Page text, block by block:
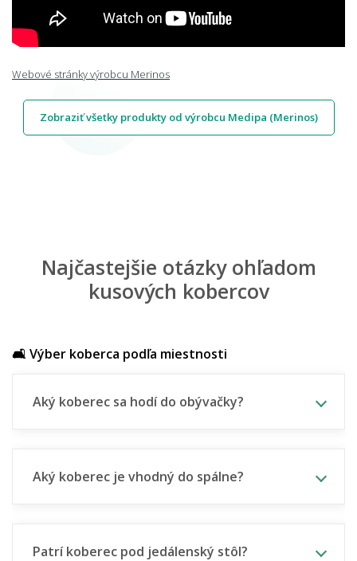
Webové stránky výrobcu Merinos
Zobraziť všetky produkty od výrobcu Medipa (Merinos)
Najčastejšie otázky ohľadom
kusových kobercov
🛋️ Výber koberca podľa miestnosti
Aký koberec sa hodí do obývačky?
Aký koberec je vhodný do spálne?
Patrí koberec pod jedálenský stôl?